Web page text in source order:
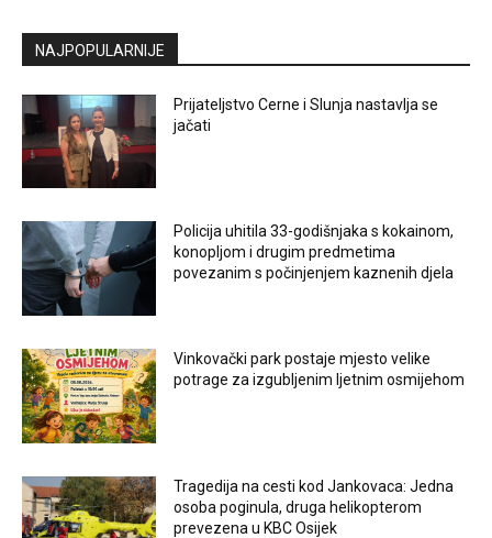
NAJPOPULARNIJE
Prijateljstvo Cerne i Slunja nastavlja se
jačati
Policija uhitila 33-godišnjaka s kokainom,
konopljom i drugim predmetima
povezanim s počinjenjem kaznenih djela
Vinkovački park postaje mjesto velike
potrage za izgubljenim ljetnim osmijehom
Tragedija na cesti kod Jankovaca: Jedna
osoba poginula, druga helikopterom
prevezena u KBC Osijek